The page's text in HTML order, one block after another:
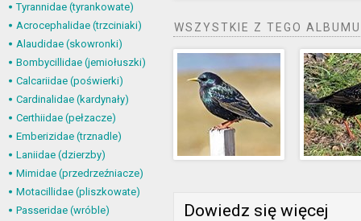
Tyrannidae (tyrankowate)
Acrocephalidae (trzciniaki)
Alaudidae (skowronki)
Bombycillidae (jemiołuszki)
Calcariidae (poświerki)
Cardinalidae (kardynały)
Certhiidae (pełzacze)
Emberizidae (trznadle)
Laniidae (dzierzby)
Mimidae (przedrzeźniacze)
Motacillidae (pliszkowate)
Passeridae (wróble)
WSZYSTKIE Z TEGO ALBUMU
Dowiedz się więcej